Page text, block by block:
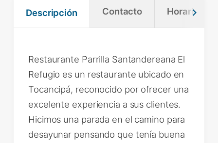
Descripción Contacto Horario
Restaurante Parrilla Santandereana El
Refugio es un restaurante ubicado en
Tocancipá, reconocido por ofrecer una
excelente experiencia a sus clientes.
Hicimos una parada en el camino para
desayunar pensando que tenía buena